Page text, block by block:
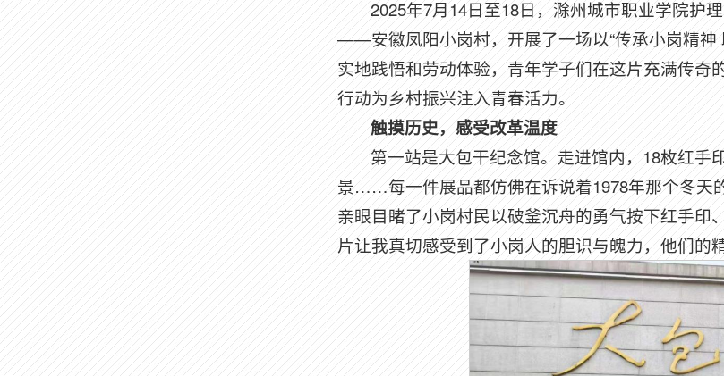
2025年7月14日至18日，滁州城市职业学院护
——安徽凤阳小岗村，开展了一场以“传承小岗精神
实地践悟和劳动体验，青年学子们在这片充满传奇
行动为乡村振兴注入青春活力。
触摸历史，感受改革温度
第一站是大包干纪念馆。走进馆内，18枚红
景……每一件展品都仿佛在诉说着1978年那个冬天
亲眼目睹了小岗村民以破釜沉舟的勇气按下红手印
片让我真切感受到了小岗人的胆识与魄力，他们的